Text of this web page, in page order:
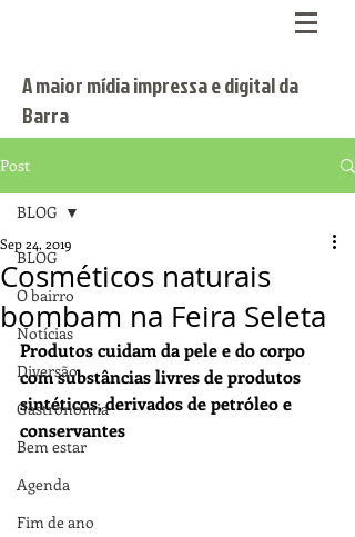
A maior mídia impressa e digital da
Barra
Post
BLOG
O bairro
Notícias
Diversão
Gastronomia
Bem estar
Agenda
Fim de ano
BLOG
Cosméticos naturais
bombam na Feira Seleta
Sep 24, 2019
Produtos cuidam da pele e do corpo
com substâncias livres de produtos
sintéticos, derivados de petróleo e
conservantes